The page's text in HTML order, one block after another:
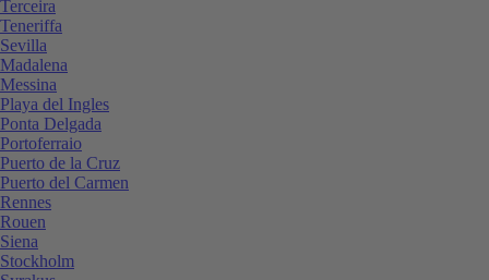
Terceira
Teneriffa
Sevilla
Madalena
Messina
Playa del Ingles
Ponta Delgada
Portoferraio
Puerto de la Cruz
Puerto del Carmen
Rennes
Rouen
Siena
Stockholm